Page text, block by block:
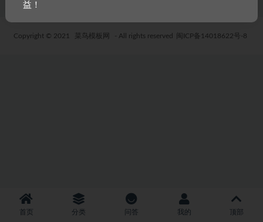
Copyright © 2021 菜鸟模板网 - All rights reserved 闽ICP备14018622号-8
首页 分类 问答 我的 顶部
益！